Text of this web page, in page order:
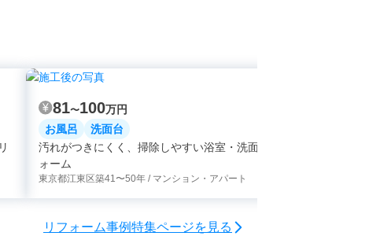
81〜100万円
お風呂
洗面台
汚れがつきにくく、掃除しやすい浴室・洗面所リフ
ォーム
東京都江東区築41〜50年 / マンション・アパート
リフォーム事例特集ページを見る